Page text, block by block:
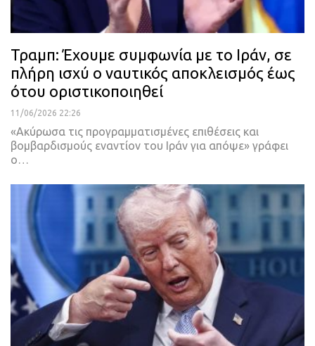
Τραμπ: Έχουμε συμφωνία με το Ιράν, σε
πλήρη ισχύ ο ναυτικός αποκλεισμός έως
ότου οριστικοποιηθεί
11/06/2026 22:26
«Ακύρωσα τις προγραμματισμένες επιθέσεις και
βομβαρδισμούς εναντίον του Ιράν για απόψε» γράφει
ο…